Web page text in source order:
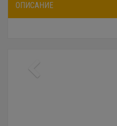
ОПИСАНИЕ